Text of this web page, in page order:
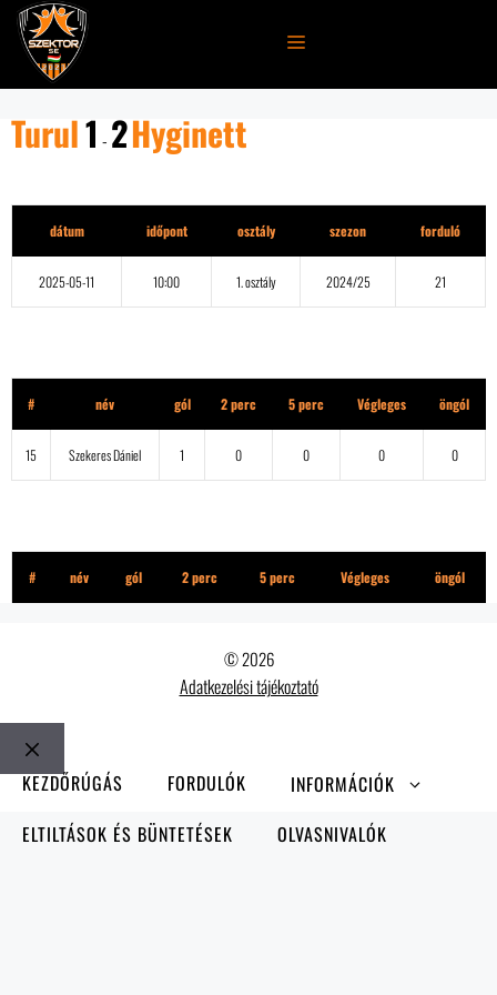
Kilépés
tartalomba
MENÜ
Turul1 - 2Hyginett
dátum időpont osztály szezon forduló
2025-05-11 10:00 1. osztály 2024/25 21
# név gól 2 perc 5 perc Végleges öngól
15 Szekeres Dániel 1 0 0 0 0
# név gól 2 perc 5 perc Végleges öngól
© 2026
Adatkezelési tájékoztató
Bezár
KEZDŐRÚGÁS FORDULÓK
INFORMÁCIÓK
ELTILTÁSOK ÉS BÜNTETÉSEK
OLVASNIVALÓK